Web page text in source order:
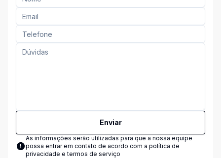
Enviar
As informações serão utilizadas para que a nossa equipe
possa entrar em contato de acordo com a política de
privacidade e termos de serviço